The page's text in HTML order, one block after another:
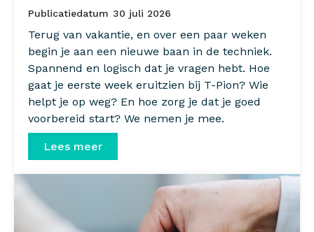
Publicatiedatum 30 juli 2026
Terug van vakantie, en over een paar weken
begin je aan een nieuwe baan in de techniek.
Spannend en logisch dat je vragen hebt. Hoe
gaat je eerste week eruitzien bij T-Pion? Wie
helpt je op weg? En hoe zorg je dat je goed
voorbereid start? We nemen je mee.
Lees meer